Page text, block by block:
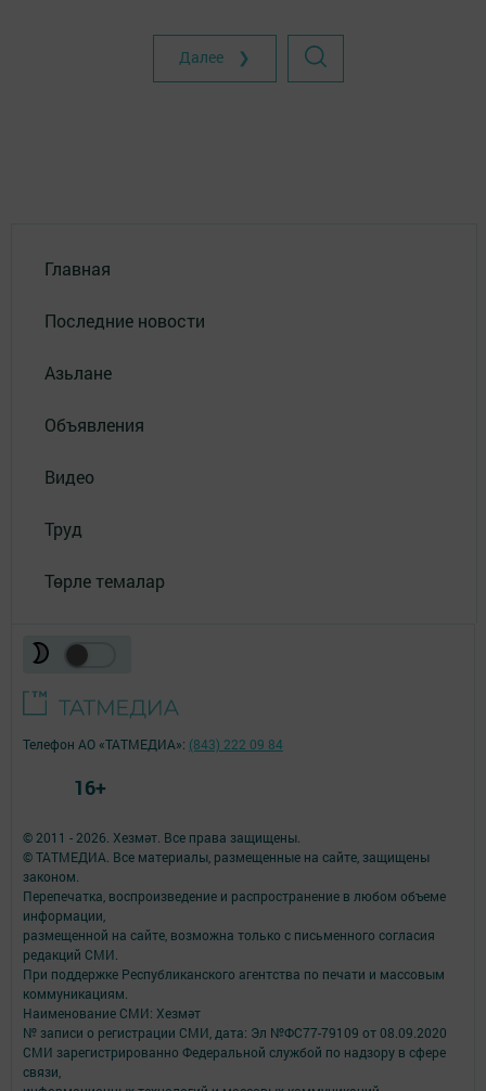
Далее ❯
Главная
Последние новости
Азьлане
Объявления
Видео
Труд
Төрле темалар
© 2011 - 2026. Хезмәт. Все права защищены.
© ТАТМЕДИА. Все материалы, размещенные на сайте, защищены
законом.
Перепечатка, воспроизведение и распространение в любом объеме
информации,
размещенной на сайте, возможна только с письменного согласия
редакций СМИ.
При поддержке Республиканского агентства по печати и массовым
коммуникациям.
Наименование СМИ: Хезмәт
№ записи о регистрации СМИ, дата: Эл №ФС77-79109 от 08.09.2020
СМИ зарегистрированно Федеральной службой по надзору в сфере
связи,
Телефон АО «ТАТМЕДИА»: (843) 222 09 84
16+